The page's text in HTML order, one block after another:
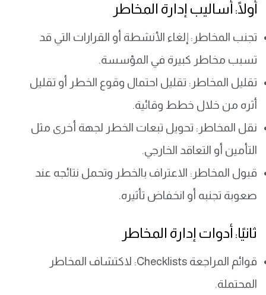
أولًا: أساليب إدارة المخاطر
تجنب المخاطر: إلغاء الأنشطة أو القرارات التي قد
تسبب مخاطر كبيرة في المؤسسة.
تقليل المخاطر: تقليل احتمال وقوع الخطر أو تقليل
أثره من خلال خطط وقائية.
نقل المخاطر: تحويل تبعات الخطر لجهة أخرى مثل
التأمين أو التعاقد الخارجي.
قبول المخاطر: الاعتراف بالخطر وتحمل نتائجه عند
صعوبة تجنبه أو انخفاض تأثيره.
ثانيًا: أدوات إدارة المخاطر
قوائم المراجعة Checklists: لاكتشاف المخاطر
المحتملة.